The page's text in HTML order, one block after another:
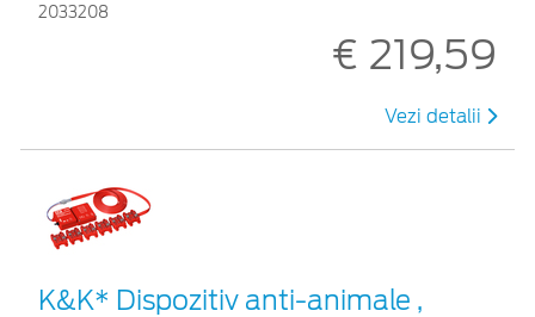
2033208
€ 219,59
Vezi detalii
K&K* Dispozitiv anti-animale ,